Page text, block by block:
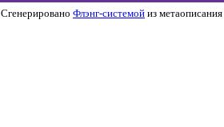
Сгенерировано Флэнг-системой из